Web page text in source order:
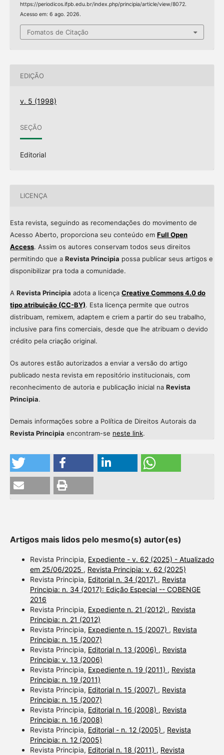
https://periodicos.ifpb.edu.br/index.php/principia/article/view/8072.
Acesso em: 6 ago. 2026.
Fomatos de Citação
EDIÇÃO
v. 5 (1998)
SEÇÃO
Editorial
LICENÇA
Esta revista, seguindo as recomendações do movimento de
Acesso Aberto, proporciona seu conteúdo em Full Open
Access. Assim os autores conservam todos seus direitos
permitindo que a Revista Principia possa publicar seus artigos e
disponibilizar pra toda a comunidade.
A Revista Principia adota a licença Creative Commons 4.0 do
tipo atribuição (CC-BY). Esta licença permite que outros
distribuam, remixem, adaptem e criem a partir do seu trabalho,
inclusive para fins comerciais, desde que lhe atribuam o devido
crédito pela criação original.
Os autores estão autorizados a enviar a versão do artigo
publicado nesta revista em repositório institucionais, com
reconhecimento de autoria e publicação inicial na Revista
Principia.
Demais informações sobre a Política de Direitos Autorais da
Revista Principia encontram-se neste link.
Artigos mais lidos pelo mesmo(s) autor(es)
Revista Principia, Expediente - v. 62 (2025) - Atualizado
em 25/06/2025 , Revista Principia: v. 62 (2025)
Revista Principia, Editorial n. 34 (2017) , Revista
Principia: n. 34 (2017): Edição Especial -- COBENGE
2016
Revista Principia, Expediente n. 21 (2012) , Revista
Principia: n. 21 (2012)
Revista Principia, Expediente n. 15 (2007) , Revista
Principia: n. 15 (2007)
Revista Principia, Editorial n. 13 (2006) , Revista
Principia: v. 13 (2006)
Revista Principia, Expediente n. 19 (2011) , Revista
Principia: n. 19 (2011)
Revista Principia, Editorial n. 15 (2007) , Revista
Principia: n. 15 (2007)
Revista Principia, Editorial n. 16 (2008) , Revista
Principia: n. 16 (2008)
Revista Principia, Editorial - n. 12 (2005) , Revista
Principia: n. 12 (2005)
Revista Principia, Editorial n. 18 (2011) , Revista